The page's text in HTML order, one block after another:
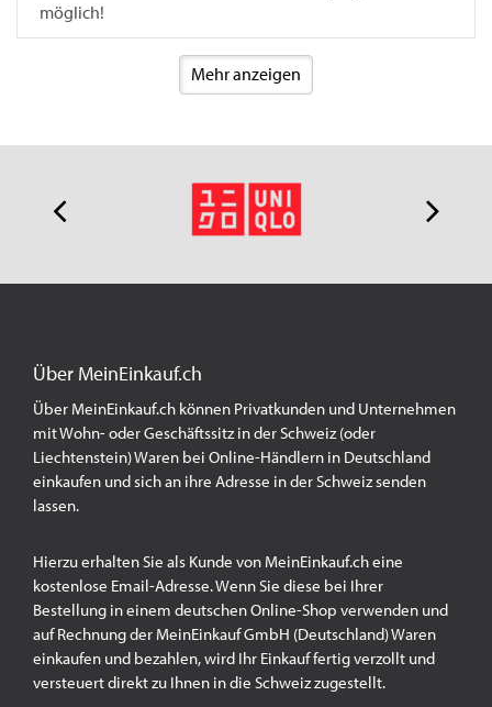
möglich!
Mehr anzeigen
Über MeinEinkauf.ch
Über MeinEinkauf.ch können Privatkunden und Unternehmen
mit Wohn- oder Geschäftssitz in der Schweiz (oder
Liechtenstein) Waren bei Online-Händlern in Deutschland
einkaufen und sich an ihre Adresse in der Schweiz senden
lassen.
Hierzu erhalten Sie als Kunde von MeinEinkauf.ch eine
kostenlose Email-Adresse. Wenn Sie diese bei Ihrer
Bestellung in einem deutschen Online-Shop verwenden und
auf Rechnung der MeinEinkauf GmbH (Deutschland) Waren
einkaufen und bezahlen, wird Ihr Einkauf fertig verzollt und
versteuert direkt zu Ihnen in die Schweiz zugestellt.